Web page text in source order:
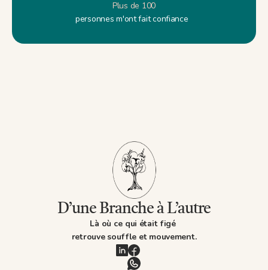
Plus de 100
personnes m'ont fait confiance
D’une Branche à L’autre
Là où ce qui était figé
retrouve souffle et mouvement.